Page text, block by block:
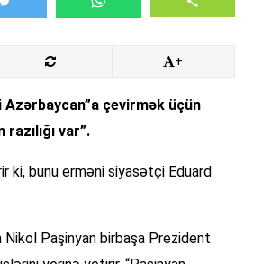
+
Azərbaycan”a çevirmək üçün
var”.
ki, bunu erməni siyasətçi Eduard
Nikol Paşinyan birbaşa Prezident